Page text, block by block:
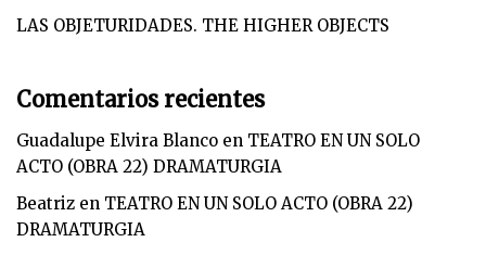
LAS OBJETURIDADES. THE HIGHER OBJECTS
Comentarios recientes
Guadalupe Elvira Blanco en TEATRO EN UN SOLO
ACTO (OBRA 22) DRAMATURGIA
Beatriz en TEATRO EN UN SOLO ACTO (OBRA 22)
DRAMATURGIA